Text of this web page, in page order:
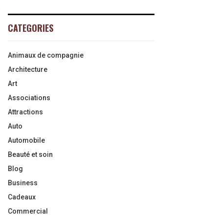
CATEGORIES
Animaux de compagnie
Architecture
Art
Associations
Attractions
Auto
Automobile
Beauté et soin
Blog
Business
Cadeaux
Commercial